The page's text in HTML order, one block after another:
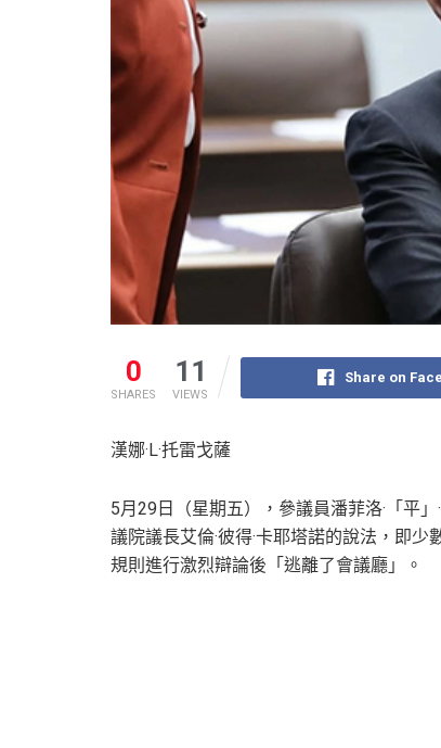
0
SHARES
11
VIEWS
Share on
漢娜·L·托雷戈薩
5月29日（星期五），參議員潘菲洛·「平
議院議長艾倫·彼得·卡耶塔諾的說法，即少
規則進行激烈辯論後「逃離了會議廳」。